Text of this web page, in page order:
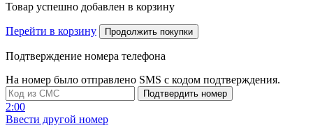
Товар успешно добавлен в корзину
Перейти в корзину Продолжить покупки
Подтверждение номера телефона
На номер было отправлено SMS с кодом подтверждения.
Подтвердить номер
2:00
Ввести другой номер